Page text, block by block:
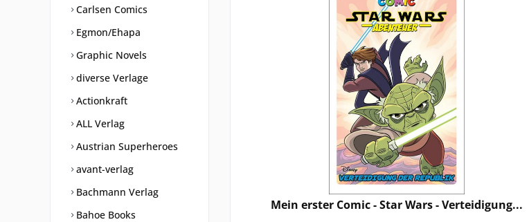
Carlsen Comics
Egmon/Ehapa
Graphic Novels
diverse Verlage
Actionkraft
ALL Verlag
Austrian Superheroes
avant-verlag
Bachmann Verlag
Bahoe Books
Mein erster Comic - Star Wars - Verteidigung...